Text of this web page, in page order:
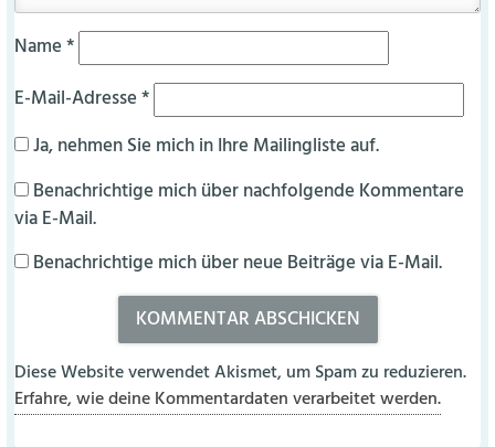
Name*
E-Mail-Adresse*
Ja, nehmen Sie mich in Ihre Mailingliste auf.
Benachrichtige mich über nachfolgende Kommentare
via E-Mail.
Benachrichtige mich über neue Beiträge via E-Mail.
Diese Website verwendet Akismet, um Spam zu reduzieren.
Erfahre, wie deine Kommentardaten verarbeitet werden.